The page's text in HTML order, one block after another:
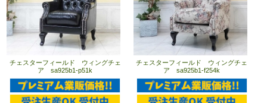
チェスターフィールド ウィングチェ
ア sa925b1-p51k
チェスターフィールド ウィングチェ
ア sa925b1-f254k